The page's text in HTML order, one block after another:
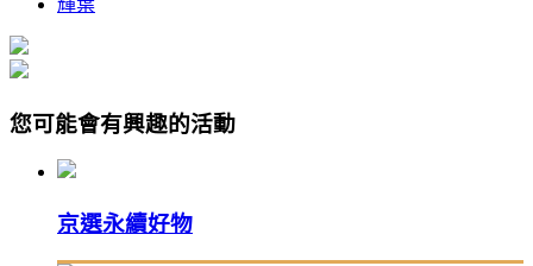
輝葉
您可能會有興趣的活動
京選永續好物